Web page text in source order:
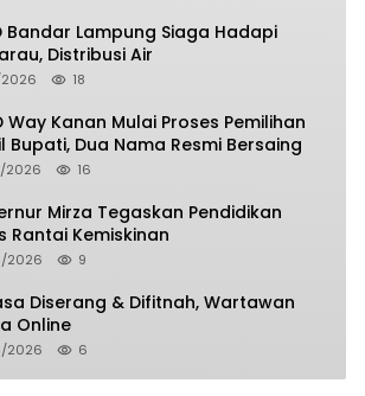
Bandar Lampung Siaga Hadapi
Distribusi Air
18
Way Kanan Mulai Proses Pemilihan
Bupati, Dua Nama Resmi Bersaing
2026 16
Mirza Tegaskan Pendidikan
Rantai Kemiskinan
2026 9
Diserang & Difitnah, Wartawan
Online
2026 6